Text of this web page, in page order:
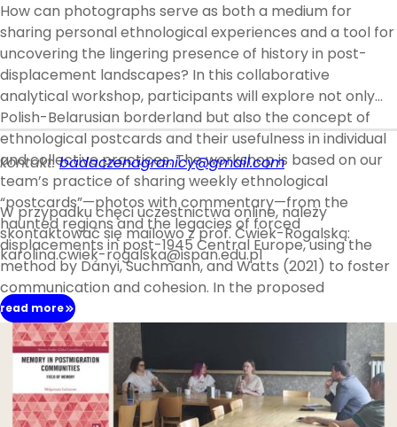
How can photographs serve as both a medium for
sharing personal ethnological experiences and a tool for
uncovering the lingering presence of history in post-
displacement landscapes? In this collaborative
analytical workshop, participants will explore not only
Polish-Belarusian borderland but also the concept of
ethnological postcards and their usefulness in individual
and collective practices. The workshop is based on our
team’s practice of sharing weekly ethnological
“postcards”—photos with commentary—from the
haunted regions and the legacies of forced
displacements in post-1945 Central Europe, using the
method by Dányi, Suchmann, and Watts (2021) to foster
communication and cohesion. In the proposed
workshop, scholars will produce and analyze collected
“postcards”–bringing their own experiences and
knowledge to discuss concepts of haunted landscapes,
how history can remain visible even after many years,
and how ethnologists can share or shape these
concepts visually.
kontakt:badaczenagranicy@gmail.com
W przypadku chęci uczestnictwa online, należy
skontaktować się mailowo z prof. Ćwiek-Rogalską:
karolina.cwiek-rogalska@ispan.edu.pl
read more